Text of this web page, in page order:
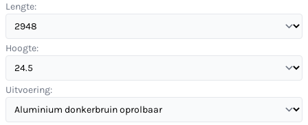
Lengte:
Hoogte:
Uitvoering: